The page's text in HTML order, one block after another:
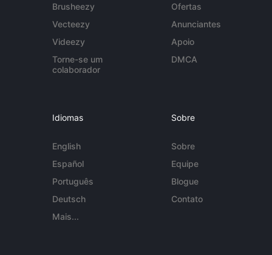
Brusheezy
Vecteezy
Videezy
Torne-se um
colaborador
Ofertas
Anunciantes
Apoio
DMCA
Idiomas
English
Español
Português
Deutsch
Mais...
Sobre
Sobre
Equipe
Blogue
Contato